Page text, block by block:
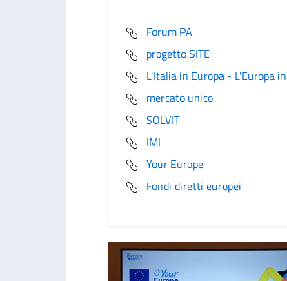
Forum PA
progetto SITE
L'Italia in Europa - L'Europa
mercato unico
SOLVIT
IMI
Your Europe
Fondi diretti europei